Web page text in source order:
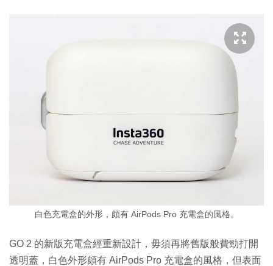
白色充電盒的外形，頗有 AirPods Pro 充電盒的風格。
GO 2 的新版充電盒經重新設計，毋須再將舊版般費勁打開
透明蓋，白色外形頗有 AirPods Pro 充電盒的風格，但表面